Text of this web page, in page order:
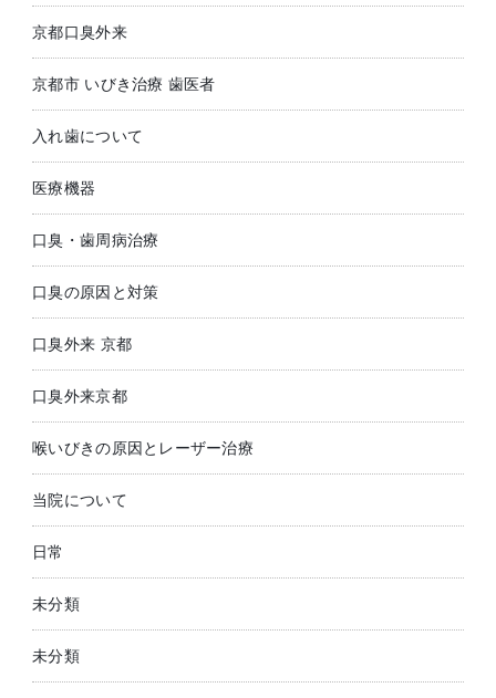
京都口臭外来
京都市 いびき治療 歯医者
入れ歯について
医療機器
口臭・歯周病治療
口臭の原因と対策
口臭外来 京都
口臭外来京都
喉いびきの原因とレーザー治療
当院について
日常
未分類
未分類